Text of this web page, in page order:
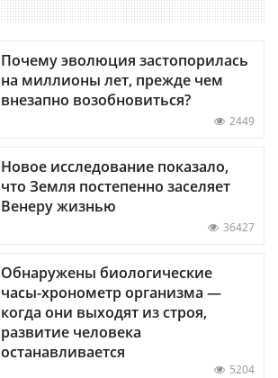
Почему эволюция застопорилась
на миллионы лет, прежде чем
внезапно возобновиться?
2449
Новое исследование показало,
что Земля постепенно заселяет
Венеру жизнью
36427
Обнаружены биологические
часы-хронометр организма —
когда они выходят из строя,
развитие человека
останавливается
5204